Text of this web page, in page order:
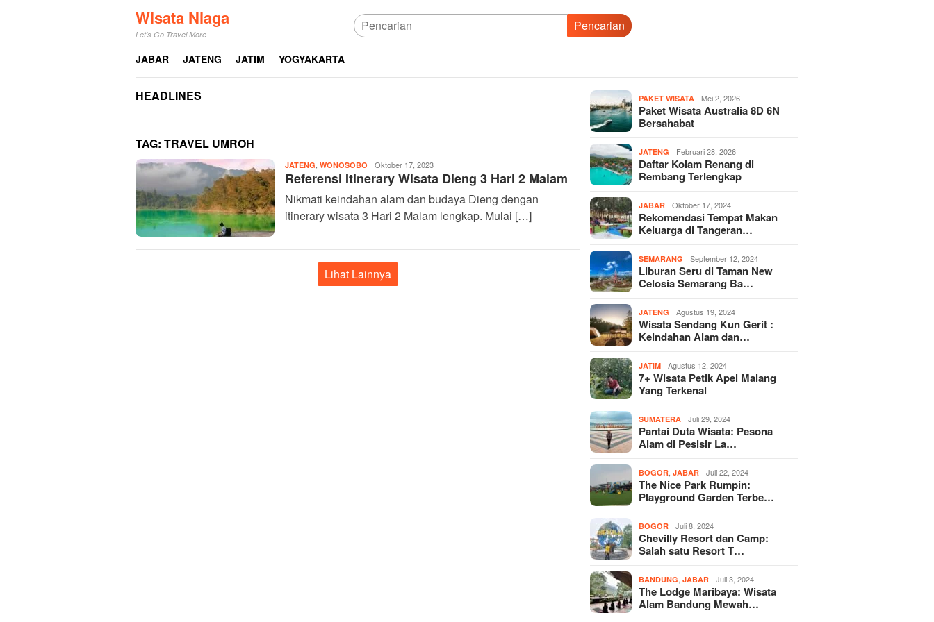
Wisata Niaga
Let's Go Travel More
Pencarian
JABAR JATENG JATIM YOGYAKARTA
HEADLINES
TAG: TRAVEL UMROH
JATENG WONOSOBO marquez
Oktober 17, 2023
Referensi Itinerary Wisata Dieng 3 Hari 2 Malam
Nikmati keindahan alam dan budaya Dieng dengan
itinerary wisata 3 Hari 2 Malam lengkap. Mulai […]
Lihat Lainnya
PAKET WISATA Mei 2, 2026
Paket Wisata Australia 8D 6N
Bersahabat
JATENG Februari 28, 2026
Daftar Kolam Renang di
Rembang Terlengkap
JABAR Oktober 17, 2024
Rekomendasi Tempat Makan
Keluarga di Tangeran…
SEMARANG September 12, 2024
Liburan Seru di Taman New
Celosia Semarang Ba…
JATENG Agustus 19, 2024
Wisata Sendang Kun Gerit :
Keindahan Alam dan…
JATIM Agustus 12, 2024
7+ Wisata Petik Apel Malang
Yang Terkenal
SUMATERA Juli 29, 2024
Pantai Duta Wisata: Pesona
Alam di Pesisir La…
BOGOR ,JABAR Juli 22, 2024
The Nice Park Rumpin:
Playground Garden Terbe…
BOGOR Juli 8, 2024
Chevilly Resort dan Camp:
Salah satu Resort T…
BANDUNG ,JABAR Juli 3, 2024
The Lodge Maribaya: Wisata
Alam Bandung Mewah…